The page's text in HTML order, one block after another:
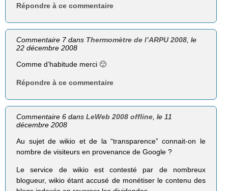
Répondre à ce commentaire
Commentaire 7 dans Thermomètre de l’ARPU 2008, le
22 décembre 2008
Comme d’habitude merci 🙂
Répondre à ce commentaire
Commentaire 6 dansLeWeb 2008 offline , le 11
décembre 2008
Au sujet de wikio et de la “transparence” connait-on le
nombre de visiteurs en provenance de Google ?
Le service de wikio est contesté par de nombreux
blogueur, wikio étant accusé de monétiser le contenu des